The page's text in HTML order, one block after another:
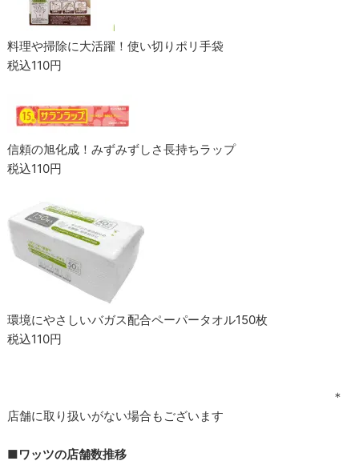
料理や掃除に大活躍！使い切りポリ手袋
税込110円
信頼の旭化成！みずみずしさ長持ちラップ
税込110円
環境にやさしいバガス配合ペーパータオル150枚
税込110円
＊
店舗に取り扱いがない場合もございます
■ワッツの店舗数推移